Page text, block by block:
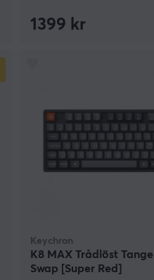
1399 kr
Keychron
K8 MAX Trådlöst
Swap [Super Red]